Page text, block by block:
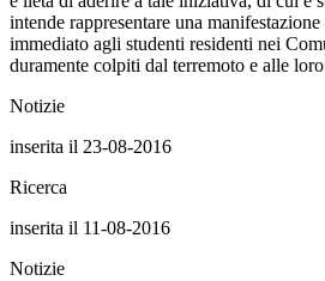
intende rappresentare una
immediato agli studenti residenti nei
duramente colpiti dal terremoto e alle
Notizie
inserita il 23-08-2016
Ricerca
inserita il 11-08-2016
Notizie